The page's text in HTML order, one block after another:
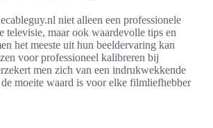
niet alleen een professionele
televisie, maar ook waardevolle tips en
het meeste uit hun beeldervaring kan
voor professioneel kalibreren bij
men zich van een indrukwekkende
moeite waard is voor elke filmliefhebber